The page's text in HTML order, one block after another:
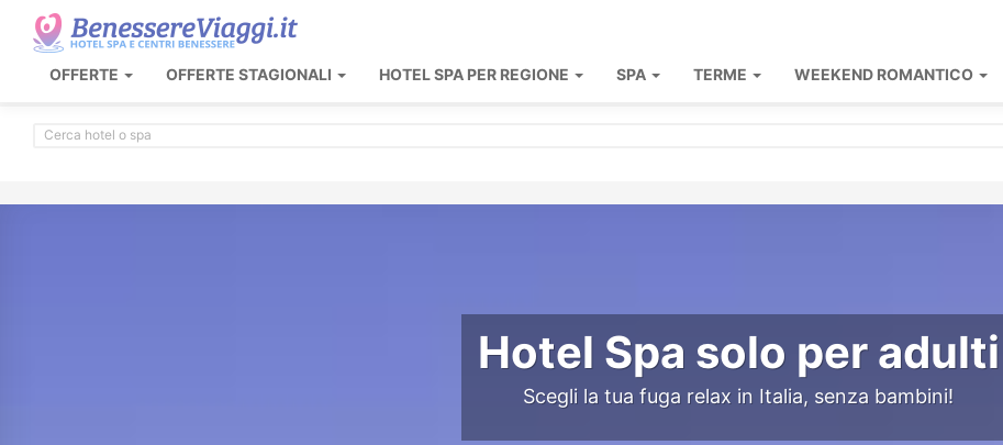
OFFERTE OFFERTE STAGIONALI HOTEL SPA PER REGIONE SPA TERME WEEKEND ROMANTICO
Hotel Spa solo per adulti
Scegli la tua fuga relax in Italia, senza bambini!